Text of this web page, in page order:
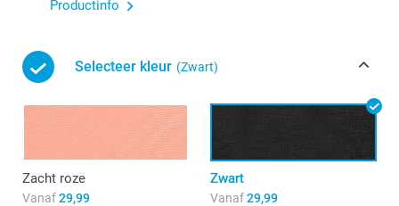
Productinfo
Selecteer kleur (Zwart)
Zacht roze
Vanaf29,99
Zwart
Vanaf29,99